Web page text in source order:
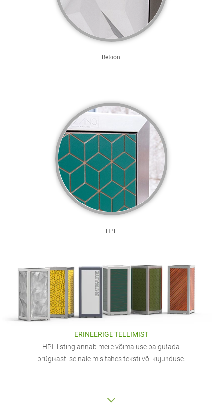
Betoon
HPL
ERINEERIGE TELLIMIST
HPL-listing annab meile võimaluse paigutada
prügikasti seinale mis tahes teksti või kujunduse.